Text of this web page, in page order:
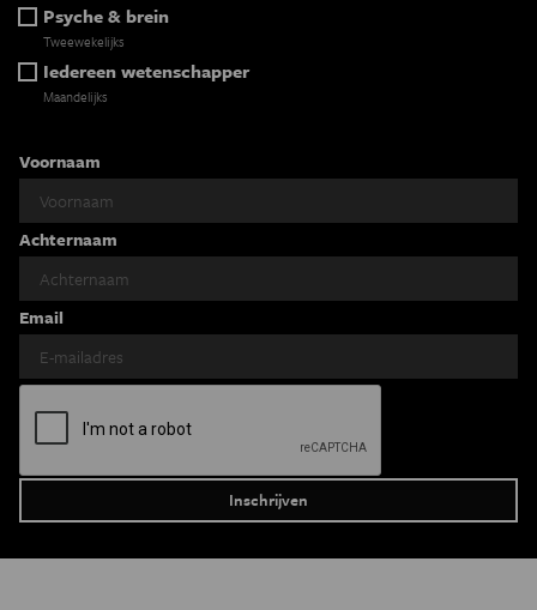
Psyche & brein
Tweewekelijks
Iedereen wetenschapper
Maandelijks
Voornaam
Achternaam
Email